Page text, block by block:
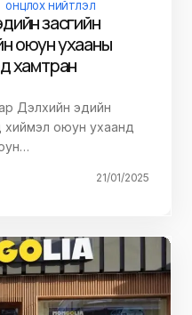
ОНЦЛОХ НИЙТЛЭЛ
засгийн
оюун ухааны
хамтран
Дэлхийн эдийн
оюун ухаанд
21/01/2025